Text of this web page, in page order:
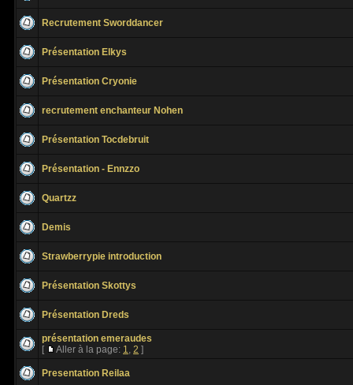
Recrutement Sworddancer
Présentation Elkys
Présentation Cryonie
recrutement enchanteur Nohen
Présentation Tocdebruit
Présentation - Ennzzo
Quartzz
Demis
Strawberrypie introduction
Présentation Skottys
Présentation Dreds
présentation emeraudes
[
Aller à la page: 1, 2 ]
Presentation Reilaa